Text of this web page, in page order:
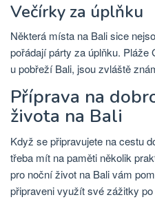
Večírky za úplňku
Některá místa na Bali sice
pořádají párty za úplňku. Pláže
u pobřeží Bali, jsou zvláště
Příprava na
života na Bali
Když se připravujete na cestu
třeba mít na paměti několik
pro noční život na Bali vám
připraveni využít své zážitky